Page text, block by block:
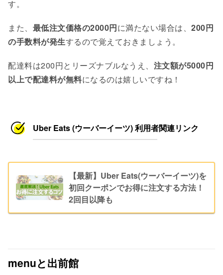
す。
また、 最低注文価格の2000円に満たない場合は、 200円
の手数料が発生するので覚えておきましょう。
配達料は200円とリーズナブルなうえ、 注文額が5000円
以上で配達料が無料になるのは嬉しいですね！
Uber Eats (ウーバーイーツ) 利用者関連リンク
【最新】Uber Eats(ウーバーイーツ)を
初回クーポンでお得に注文する方法！
2回目以降も
menuと出前館